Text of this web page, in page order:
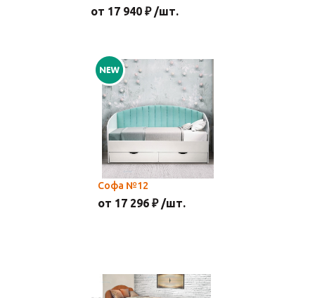
от 17 940 ₽ /шт.
Софа №12
от 17 296 ₽ /шт.